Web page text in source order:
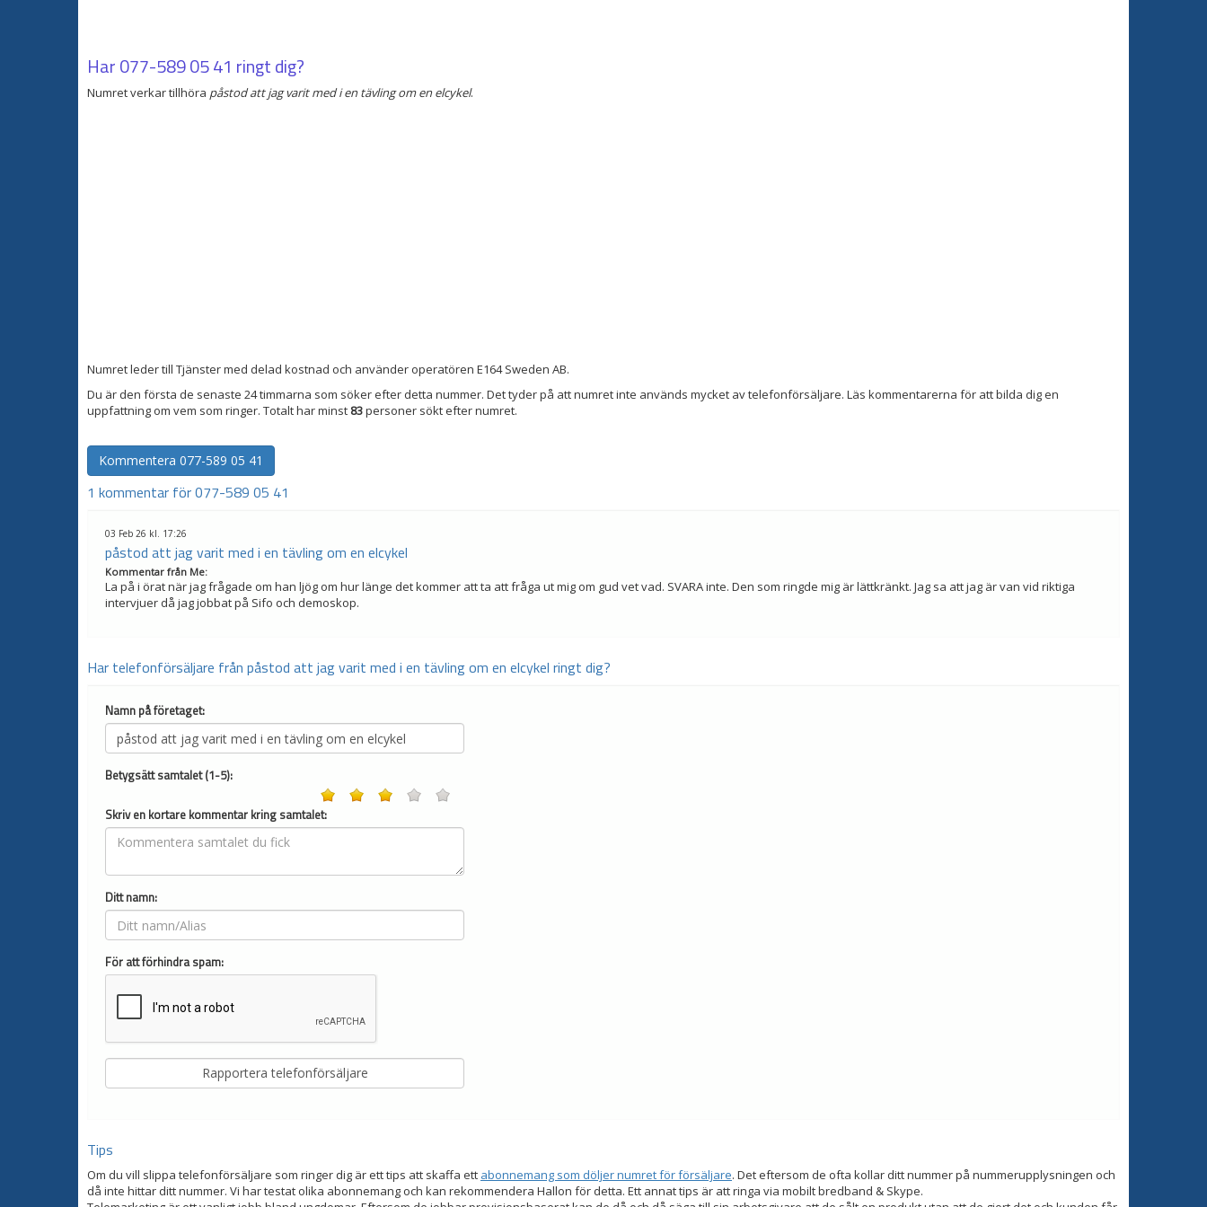
Har077-589 05 41 ringt dig?
Numret verkar tillhöra påstod att jag varit med i en tävling om en elcykel.
Numret leder till Tjänster med delad kostnad och använder operatören E164 Sweden AB.
Du är den första de senaste 24 timmarna som söker efter detta nummer. Det tyder på att numret inte används mycket av telefonförsäljare. Läs kommentarerna för att bilda dig en
uppfattning om vem som ringer. Totalt har minst 83personer sökt efter numret.
Kommentera 077-589 05 41
1 kommentar för 077-589 05 41
03 Feb 26 kl. 17:26
påstod att jag varit med i en tävling om en elcykel
Kommentar från Me:
La på i örat när jag frågade om han ljög om hur länge det kommer att ta att fråga ut mig om gud vet vad. SVARA inte. Den som ringde mig är lättkränkt. Jag sa att jag är van vid riktiga
intervjuer då jag jobbat på Sifo och demoskop.
Har telefonförsäljare från påstod att jag varit med i en tävling om en elcykel ringt dig?
Namn på företaget:
Betygsätt samtalet (1-5):
Skriv en kortare kommentar kring samtalet:
Ditt namn:
För att förhindra spam:
Tips
Om du vill slippa telefonförsäljare som ringer dig är ett tips att skaffa ett abonnemang som döljer numret för försäljare. Det eftersom de ofta kollar ditt nummer på nummerupplysningen och
då inte hittar ditt nummer. Vi har testat olika abonnemang och kan rekommendera Hallon för detta. Ett annat tips är att ringa via mobilt bredband & Skype.